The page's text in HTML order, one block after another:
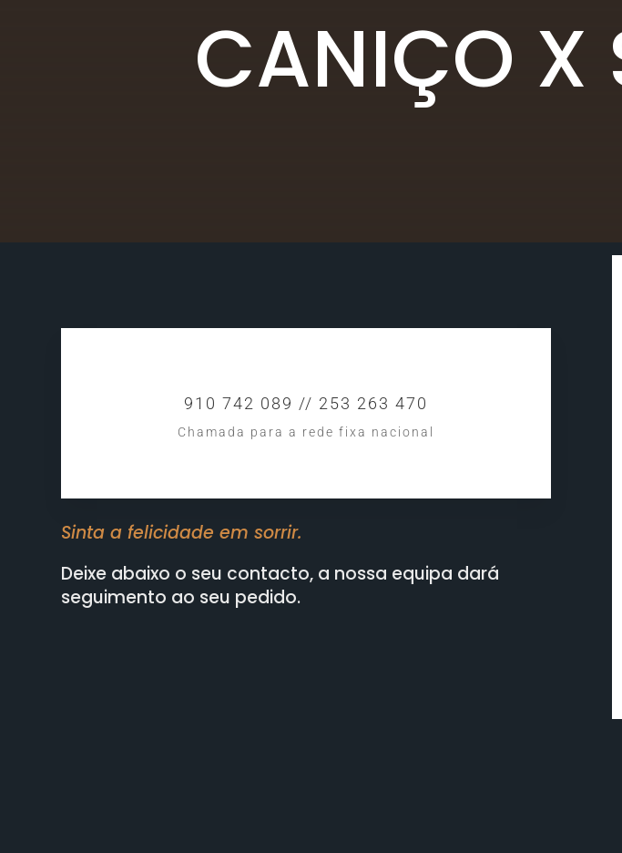
CANIÇO X
910 742 089 // 253 263 470
Chamada para a rede fixa nacional
Sinta a felicidade em sorrir.
Deixe abaixo o seu contacto, a nossa equipa dará
seguimento ao seu pedido.